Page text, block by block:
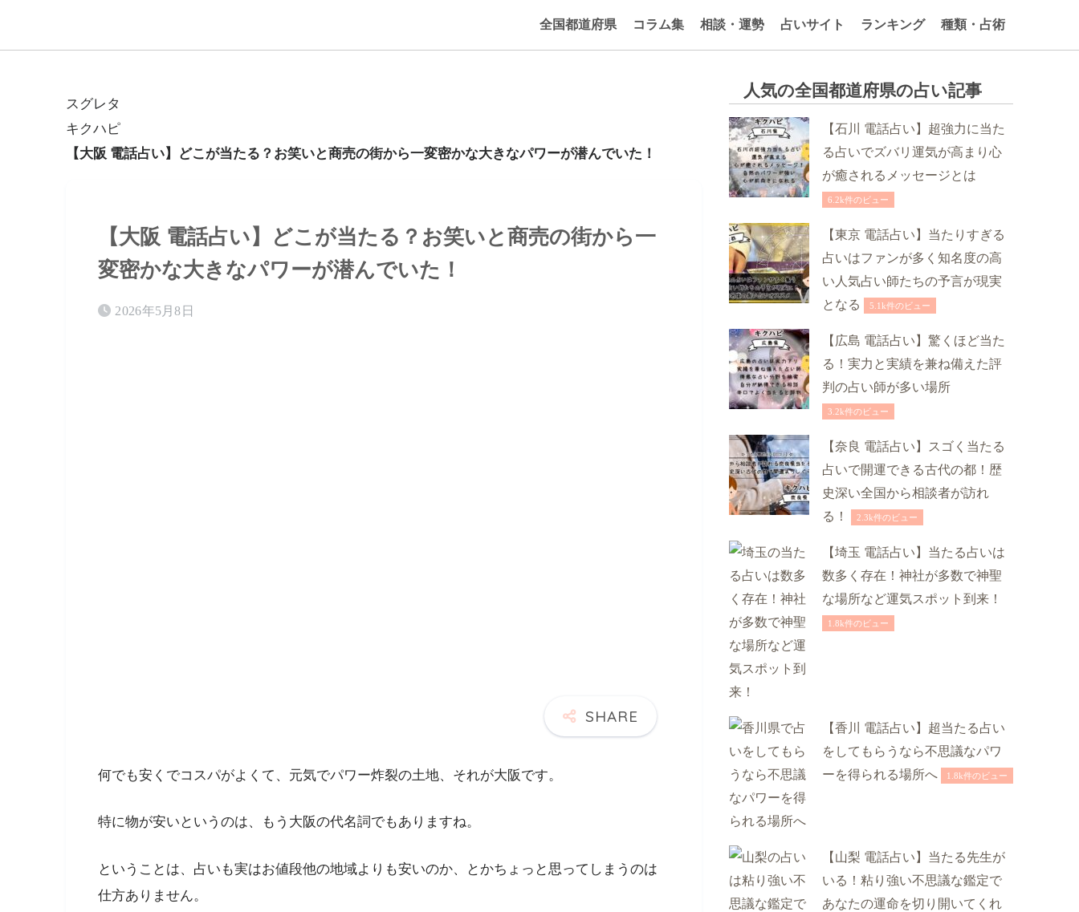
全国都道府県 コラム集 相談・運勢 占いサイト ランキング 種類・占術
スグレタ
キクハピ
【大阪 電話占い】どこが当たる？お笑いと商売の街から一変密かな大きなパワーが潜んでいた！
【大阪 電話占い】どこが当たる？お笑いと商売の街から一
変密かな大きなパワーが潜んでいた！
2026年5月8日
何でも安くでコスパがよくて、元気でパワー炸裂の土地、それが大阪です。
特に物が安いというのは、もう大阪の代名詞でもありますね。
ということは、占いも実はお値段他の地域よりも安いのか、とかちょっと思ってしまうのは
仕方ありません。
人気の全国都道府県の占い記事
【石川 電話占い】超強力に当た
る占いでズバリ運気が高まり心
が癒されるメッセージとは
6.2k件のビュー
【東京 電話占い】当たりすぎる
占いはファンが多く知名度の高
い人気占い師たちの予言が現実
となる
5.1k件のビュー
【広島 電話占い】驚くほど当た
る！実力と実績を兼ね備えた評
判の占い師が多い場所
3.2k件のビュー
【奈良 電話占い】スゴく当たる
占いで開運できる古代の都！歴
史深い全国から相談者が訪れ
る！
2.3k件のビュー
【埼玉 電話占い】当たる占いは
数多く存在！神社が多数で神聖
な場所など運気スポット到来！
1.8k件のビュー
【香川 電話占い】超当たる占い
をしてもらうなら不思議なパワ
ーを得られる場所へ
1.8k件のビュー
【山梨 電話占い】当たる先生が
いる！粘り強い不思議な鑑定で
あなたの運命を切り開いてくれ